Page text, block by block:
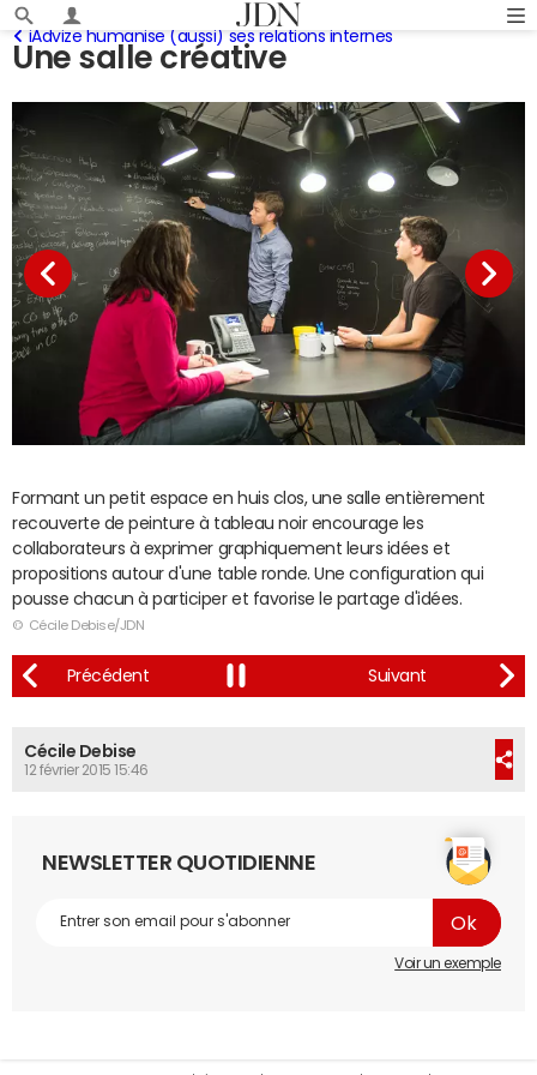
Une salle créative
iAdvize humanise (aussi) ses relations internes
Formant un petit espace en huis clos, une salle entièrement
recouverte de peinture à tableau noir encourage les
collaborateurs à exprimer graphiquement leurs idées et
propositions autour d'une table ronde. Une configuration qui
pousse chacun à participer et favorise le partage d'idées.
© Cécile Debise/JDN
Cécile Debise
12 février 2015 15:46
NEWSLETTER QUOTIDIENNE
Voir un exemple